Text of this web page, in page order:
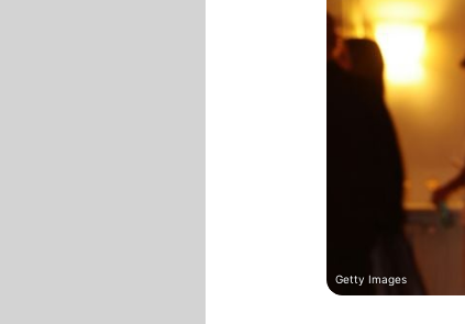
Getty Images